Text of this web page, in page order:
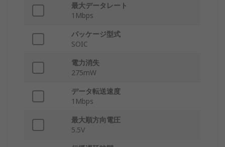
最大データレート
1Mbps
パッケージ型式
SOIC
電力消失
275mW
データ転送速度
1Mbps
最大順方向電圧
5.5V